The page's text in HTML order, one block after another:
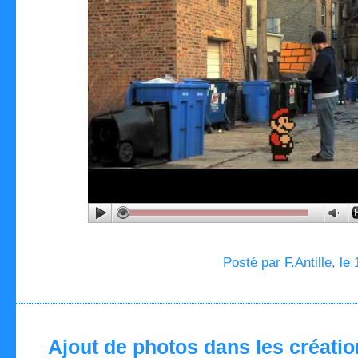
Posté par F.Antille, le
Ajout de photos dans les